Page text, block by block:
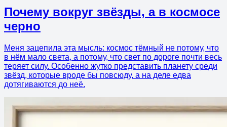
Почему вокруг звёзды, а в космосе
черно
Меня зацепила эта мысль: космос тёмный не потому, что
в нём мало света, а потому, что свет по дороге почти весь
теряет силу. Особенно жутко представить планету среди
звёзд, которые вроде бы повсюду, а на деле едва
дотягиваются до неё.